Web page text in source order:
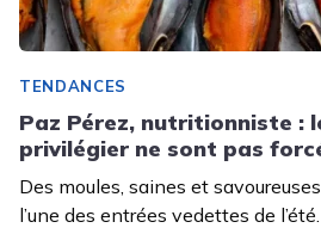
TENDANCES
Paz Pérez, nutritionniste :
privilégier ne sont pas
Des moules, saines et
l’une des entrées vedettes de